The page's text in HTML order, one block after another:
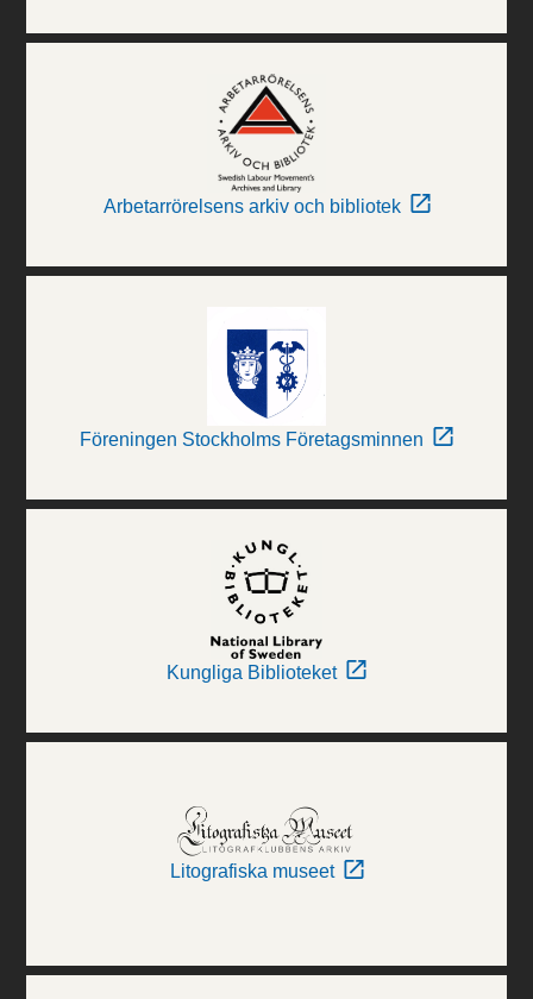
Arbetarrörelsens arkiv och bibliotek
Föreningen Stockholms Företagsminnen
Kungliga Biblioteket
Litografiska museet